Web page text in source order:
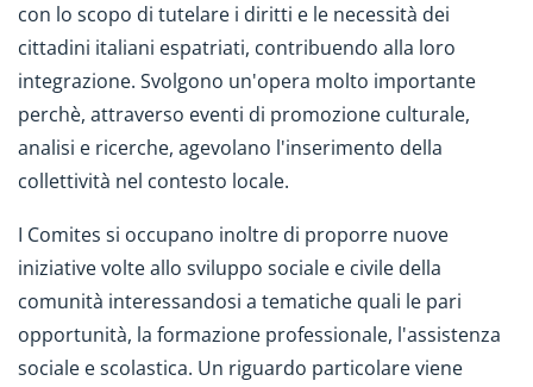
con lo scopo di tutelare i diritti e le necessità dei
cittadini italiani espatriati, contribuendo alla loro
integrazione. Svolgono un'opera molto importante
perchè, attraverso eventi di promozione culturale,
analisi e ricerche, agevolano l'inserimento della
collettività nel contesto locale.
I Comites si occupano inoltre di proporre nuove
iniziative volte allo sviluppo sociale e civile della
comunità interessandosi a tematiche quali le pari
opportunità, la formazione professionale, l'assistenza
sociale e scolastica. Un riguardo particolare viene